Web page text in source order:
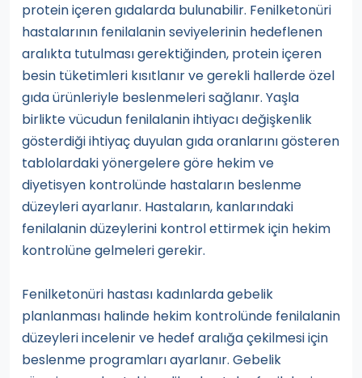
protein içeren gıdalarda bulunabilir. Fenilketonüri
hastalarının fenilalanin seviyelerinin hedeflenen
aralıkta tutulması gerektiğinden, protein içeren
besin tüketimleri kısıtlanır ve gerekli hallerde özel
gıda ürünleriyle beslenmeleri sağlanır. Yaşla
birlikte vücudun fenilalanin ihtiyacı değişkenlik
gösterdiği ihtiyaç duyulan gıda oranlarını gösteren
tablolardaki yönergelere göre hekim ve
diyetisyen kontrolünde hastaların beslenme
düzeyleri ayarlanır. Hastaların, kanlarındaki
fenilalanin düzeylerini kontrol ettirmek için hekim
kontrolüne gelmeleri gerekir.
Fenilketonüri hastası kadınlarda gebelik
planlanması halinde hekim kontrolünde fenilalanin
düzeyleri incelenir ve hedef aralığa çekilmesi için
beslenme programları ayarlanır. Gebelik